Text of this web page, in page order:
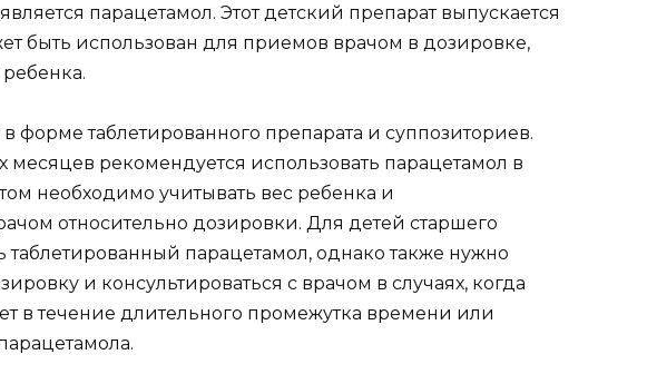
парацетамол. Этот детский препарат выпускается
быть использован для приемов врачом в дозировке,
форме таблетированного препарата и суппозиториев.
рекомендуется использовать парацетамол в
необходимо учитывать вес ребенка и
относительно дозировки. Для детей старшего
таблетированный парацетамол, однако также нужно
и консультироваться с врачом в случаях, когда
в течение длительного промежутка времени или